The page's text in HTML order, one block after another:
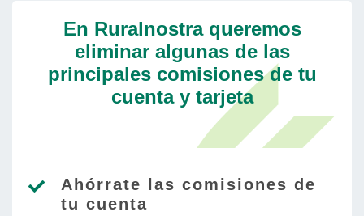
En Ruralnostra queremos
eliminar algunas de las
principales comisiones de tu
cuenta y tarjeta
Ahórrate las comisiones de
tu cuenta